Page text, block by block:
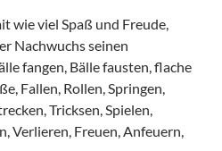
wie viel Spaß und Freude,
Nachwuchs seinen
fangen, Bälle fausten, flache
Fallen, Rollen, Springen,
Tricksen, Spielen,
Verlieren, Freuen, Anfeuern,